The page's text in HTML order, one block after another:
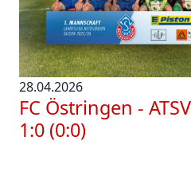
28.04.2026
FC Östringen -
1:0 (0:0)